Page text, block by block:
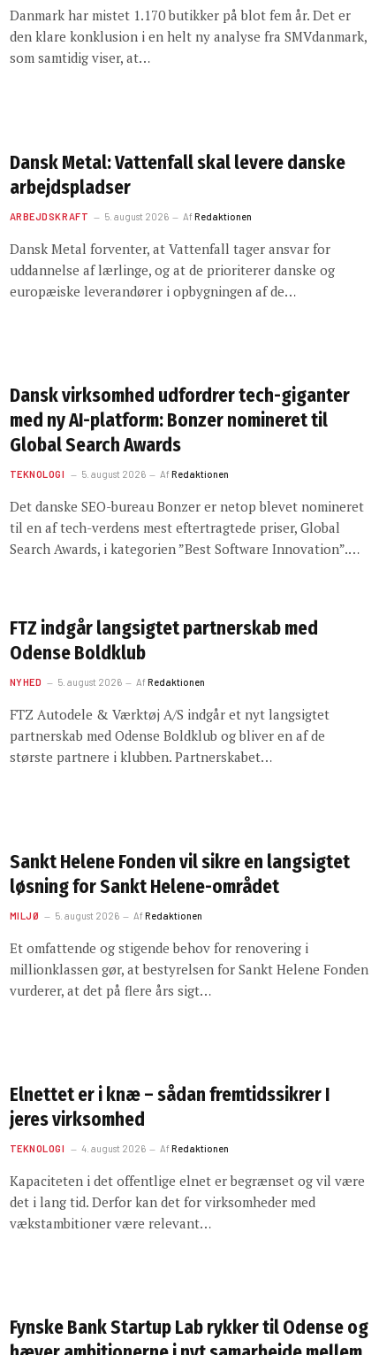
Danmark har mistet 1.170 butikker på blot fem år. Det er
den klare konklusion i en helt ny analyse fra SMVdanmark,
som samtidig viser, at…
Dansk Metal: Vattenfall skal levere danske
arbejdspladser
ARBEJDSKRAFT 5. august 2026 AfRedaktionen
Dansk Metal forventer, at Vattenfall tager ansvar for
uddannelse af lærlinge, og at de prioriterer danske og
europæiske leverandører i opbygningen af de…
Dansk virksomhed udfordrer tech-giganter
med ny AI-platform: Bonzer nomineret til
Global Search Awards
TEKNOLOGI 5. august 2026 AfRedaktionen
Det danske SEO-bureau Bonzer er netop blevet nomineret
til en af tech-verdens mest eftertragtede priser, Global
Search Awards, i kategorien ”Best Software Innovation”.…
FTZ indgår langsigtet partnerskab med
Odense Boldklub
NYHED 5. august 2026 AfRedaktionen
FTZ Autodele & Værktøj A/S indgår et nyt langsigtet
partnerskab med Odense Boldklub og bliver en af de
største partnere i klubben. Partnerskabet…
Sankt Helene Fonden vil sikre en langsigtet
løsning for Sankt Helene-området
MILJØ 5. august 2026 AfRedaktionen
Et omfattende og stigende behov for renovering i
millionklassen gør, at bestyrelsen for Sankt Helene Fonden
vurderer, at det på flere års sigt…
Elnettet er i knæ – sådan fremtidssikrer I
jeres virksomhed
TEKNOLOGI 4. august 2026 AfRedaktionen
Kapaciteten i det offentlige elnet er begrænset og vil være
det i lang tid. Derfor kan det for virksomheder med
vækstambitioner være relevant…
Fynske Bank Startup Lab rykker til Odense og